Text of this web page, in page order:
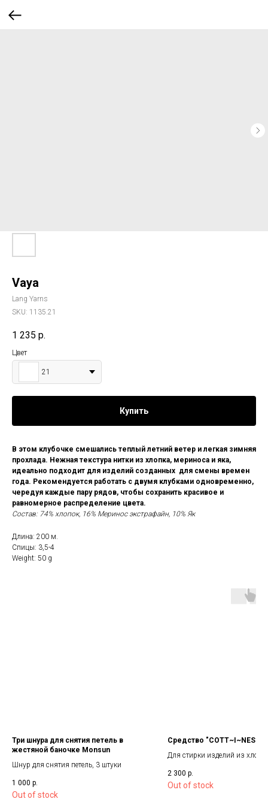
Vaya
Lang Yarns
SKU: 1135.21
1 235 р.
Цвет
21
Купить
В этом клубочке смешались теплый летний ветер и легкая зимняя
прохлада. Нежная текстура нитки из хлопка, мериноса и яка,
идеально подходит для изделий созданных для смены времен
года. Рекомендуется работать с двумя клубками одновременно,
чередуя каждые пару рядов, чтобы сохранить красивое и
равномерное распределение цвета.
Состав: 74% хлопок, 16% Меринос экстрафайн, 10% Як
Длина: 200 м.
Спицы: 3,5-4
Weight: 50 g
Три шнура для снятия петель в
жестяной баночке Monsun
Шнур для снятия петель, 3 штуки
1 000 р.
Out of stock
Cредство "СOTT~I~NESS",
Для стирки изделий из
2 300 р.
Out of stock